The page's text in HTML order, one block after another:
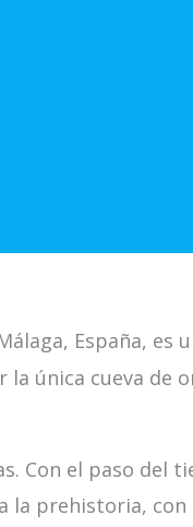
España, es
única cueva de
Con el paso del
la prehistoria, con